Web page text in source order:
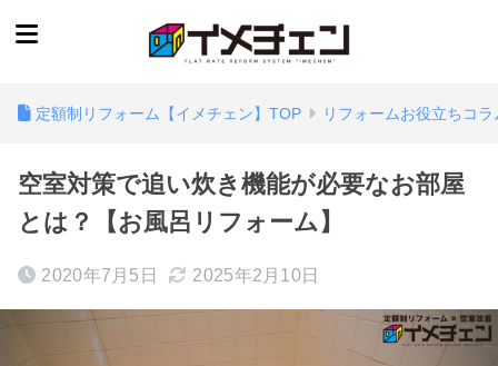
定額制リフォーム【イメチェン】TOP リフォームお役立ちコラ
空室対策で追い炊き機能が必要なお部屋
とは？【お風呂リフォーム】
2020年7月5日 2025年2月10日